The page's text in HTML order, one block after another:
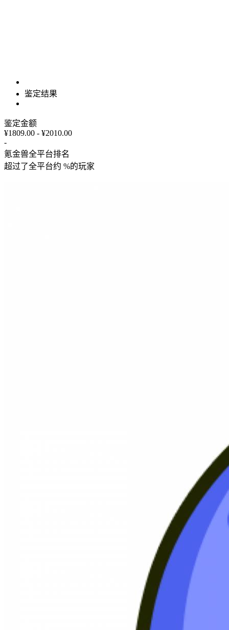
鉴定结果
鉴定金额
¥1809.00 - ¥2010.00
-
氪金兽全平台排名
超过了全平台约 %的玩家